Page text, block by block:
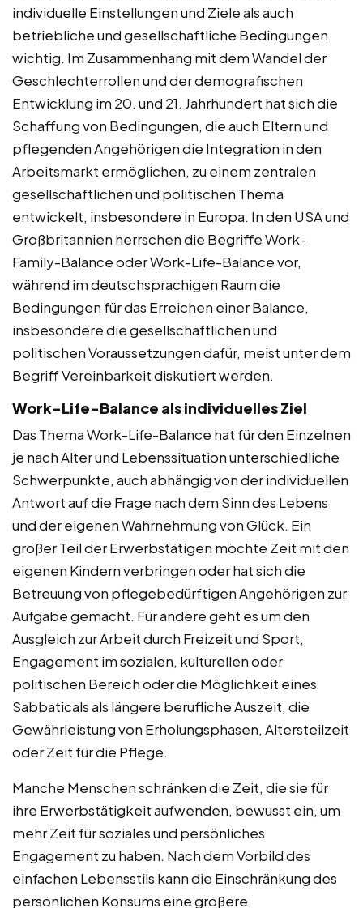
individuelle Einstellungen und Ziele als auch
betriebliche und gesellschaftliche Bedingungen
wichtig. Im Zusammenhang mit dem Wandel der
Geschlechterrollen und der demografischen
Entwicklung im 20. und 21. Jahrhundert hat sich die
Schaffung von Bedingungen, die auch Eltern und
pflegenden Angehörigen die Integration in den
Arbeitsmarkt ermöglichen, zu einem zentralen
gesellschaftlichen und politischen Thema
entwickelt, insbesondere in Europa. In den USA und
Großbritannien herrschen die Begriffe Work-
Family-Balance oder Work-Life-Balance vor,
während im deutschsprachigen Raum die
Bedingungen für das Erreichen einer Balance,
insbesondere die gesellschaftlichen und
politischen Voraussetzungen dafür, meist unter dem
Begriff Vereinbarkeit diskutiert werden.
Work-Life-Balance als individuelles Ziel
Das Thema Work-Life-Balance hat für den Einzelnen
je nach Alter und Lebenssituation unterschiedliche
Schwerpunkte, auch abhängig von der individuellen
Antwort auf die Frage nach dem Sinn des Lebens
und der eigenen Wahrnehmung von Glück. Ein
großer Teil der Erwerbstätigen möchte Zeit mit den
eigenen Kindern verbringen oder hat sich die
Betreuung von pflegebedürftigen Angehörigen zur
Aufgabe gemacht. Für andere geht es um den
Ausgleich zur Arbeit durch Freizeit und Sport,
Engagement im sozialen, kulturellen oder
politischen Bereich oder die Möglichkeit eines
Sabbaticals als längere berufliche Auszeit, die
Gewährleistung von Erholungsphasen, Altersteilzeit
oder Zeit für die Pflege.
Manche Menschen schränken die Zeit, die sie für
ihre Erwerbstätigkeit aufwenden, bewusst ein, um
mehr Zeit für soziales und persönliches
Engagement zu haben. Nach dem Vorbild des
einfachen Lebensstils kann die Einschränkung des
persönlichen Konsums eine größere